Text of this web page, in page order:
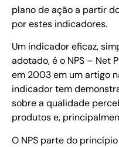
plano de ação a partir
por estes indicadores.
Um indicador eficaz,
adotado, é o NPS – Net
em 2003 em um artigo
indicador tem
sobre a qualidade
produtos e,
O NPS parte do